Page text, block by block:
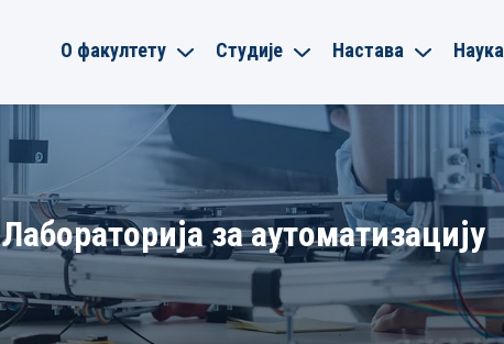
О факултету Студије Настава Наука
Лабораторија за аутоматизацију